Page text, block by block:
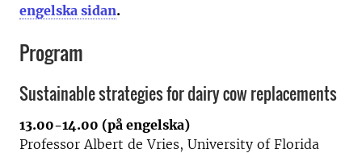
engelska sidan.
Program
Sustainable strategies for dairy cow replacements
13.00-14.00 (på engelska)
Professor Albert de Vries, University of Florida